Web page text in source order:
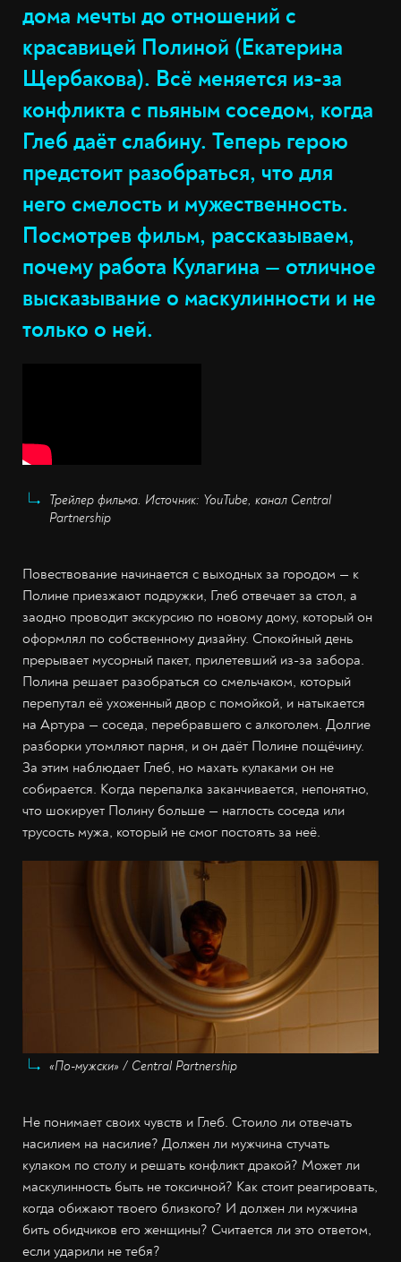
дома мечты до отношений с
красавицей Полиной (Екатерина
Щербакова). Всё меняется из-за
конфликта с пьяным соседом, когда
Глеб даёт слабину. Теперь герою
предстоит разобраться, что для
него смелость и мужественность.
Посмотрев фильм, рассказываем,
почему работа Кулагина — отличное
высказывание о маскулинности и не
только о ней.
Трейлер фильма. Источник: YouTube, канал Central
Partnership
Повествование начинается с выходных за городом — к
Полине приезжают подружки, Глеб отвечает за стол, а
заодно проводит экскурсию по новому дому, который он
оформлял по собственному дизайну. Спокойный день
прерывает мусорный пакет, прилетевший из-за забора.
Полина решает разобраться со смельчаком, который
перепутал её ухоженный двор с помойкой, и натыкается
на Артура — соседа, перебравшего с алкоголем. Долгие
разборки утомляют парня, и он даёт Полине пощёчину.
За этим наблюдает Глеб, но махать кулаками он не
собирается. Когда перепалка заканчивается, непонятно,
что шокирует Полину больше — наглость соседа или
трусость мужа, который не смог постоять за неё.
«По-мужски» / Central Partnership
Не понимает своих чувств и Глеб. Стоило ли отвечать
насилием на насилие? Должен ли мужчина стучать
кулаком по столу и решать конфликт дракой? Может ли
маскулинность быть не токсичной? Как стоит реагировать,
когда обижают твоего близкого? И должен ли мужчина
бить обидчиков его женщины? Считается ли это ответом,
если ударили не тебя?